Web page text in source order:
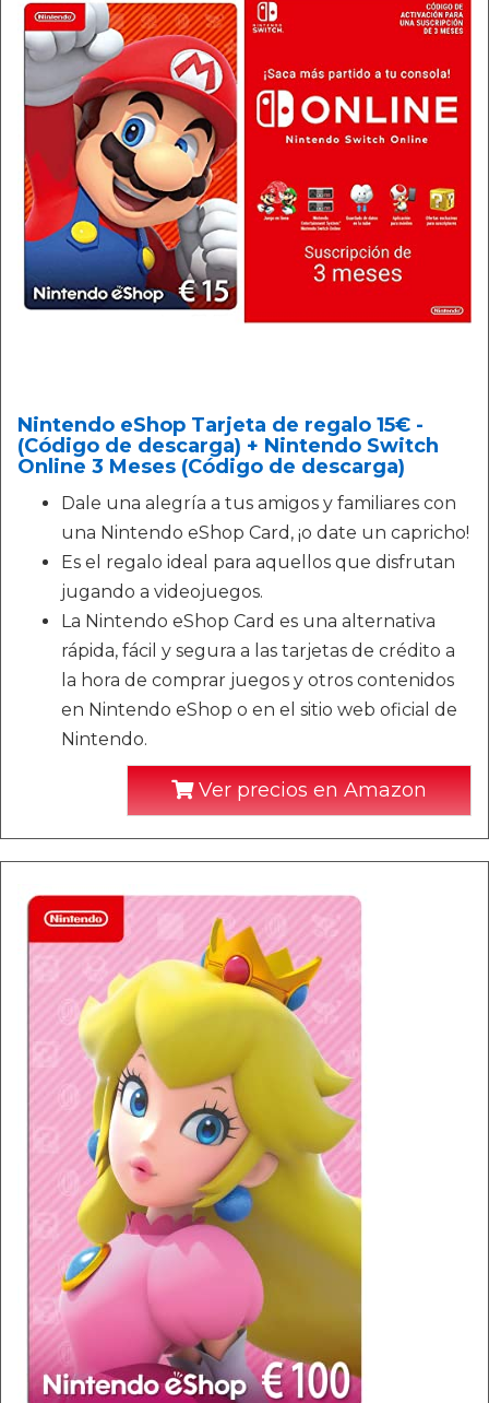
Nintendo eShop Tarjeta de regalo 15€ -
(Código de descarga) + Nintendo Switch
Online 3 Meses (Código de descarga)
Dale una alegría a tus amigos y familiares con
una Nintendo eShop Card, ¡o date un capricho!
Es el regalo ideal para aquellos que disfrutan
jugando a videojuegos.
La Nintendo eShop Card es una alternativa
rápida, fácil y segura a las tarjetas de crédito a
la hora de comprar juegos y otros contenidos
en Nintendo eShop o en el sitio web oficial de
Nintendo.
Ver precios en Amazon